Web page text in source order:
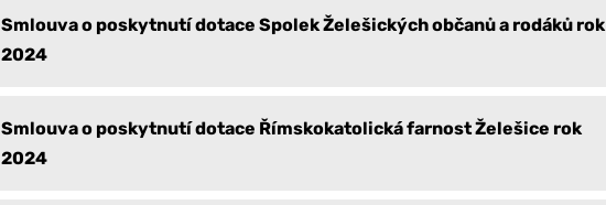
Smlouva o poskytnutí dotace Spolek Želešických občanů a rodáků rok
2024
Smlouva o poskytnutí dotace Římskokatolická farnost Želešice rok
2024